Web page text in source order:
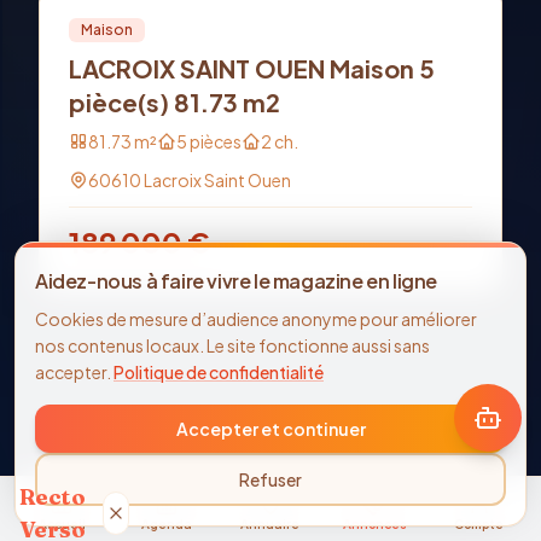
Vente PRO
Maison
LACROIX SAINT OUEN Maison 5
pièce(s) 81.73 m2
81.73m² 5pièces 2 ch.
60610Lacroix Saint Ouen
189 000€
Aidez-nous à faire vivre le magazine en ligne
Cookies de mesure d’audience anonyme pour améliorer
nos contenus locaux. Le site fonctionne aussi sans
accepter. Politique de confidentialité
Refuser
Accepter et continuer
Accueil Agenda Annuaire Annonces Compte
Recto
Verso